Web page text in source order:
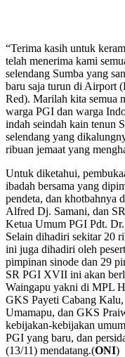
“Terima kasih untuk
telah menerima kami
selendang Sumba yang
baru saja turun di Airport
Red). Marilah kita semua
warga PGI dan warga
indah seindah kain tenun
selendang yang
ribuan jemaat yang
Untuk diketahui,
ibadah bersama yang
pendeta, dan khotbahnya
Alfred Dj. Samani, dan
Ketua Umum PGI Pdt.
Selain dihadiri sekitar 20
ini juga dihadiri oleh
pimpinan sinode dan 29
SR PGI XVII ini akan
Waingapu yakni di MPL
GKS Payeti Cabang
Umamapu, dan GKS
kebijakan-kebijakan
PGI yang baru, dan
(13/11) mendatang.(ONI)